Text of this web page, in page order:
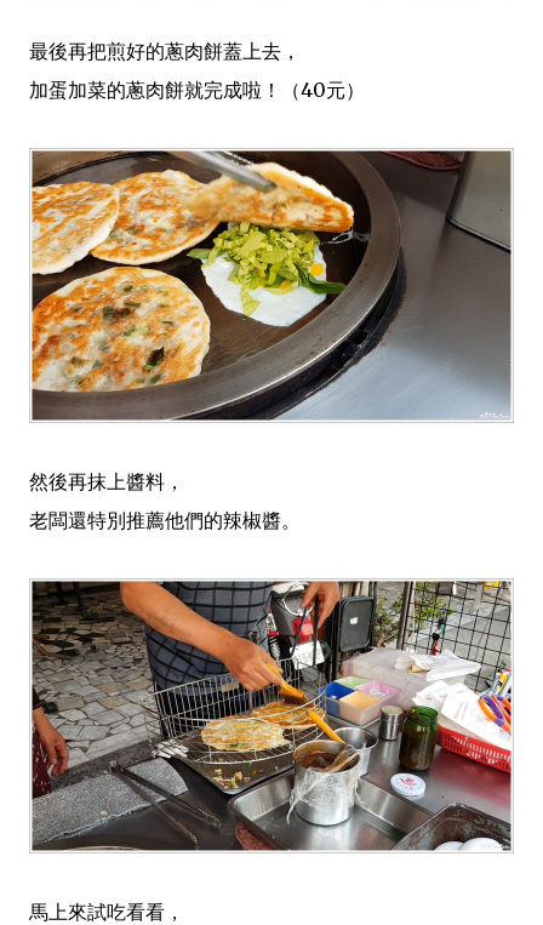
最後再把煎好的蔥肉餅蓋上去，
加蛋加菜的蔥肉餅就完成啦！（40元）
然後再抹上醬料，
老闆還特別推薦他們的辣椒醬。
馬上來試吃看看，